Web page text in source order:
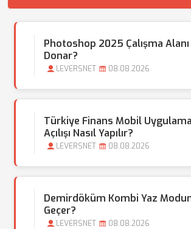
Photoshop 2025 Çalışma
Donar?
LEVERSNET 08.08.2026
Türkiye Finans Mobil
Açılışı Nasıl Yapılır?
LEVERSNET 08.08.2026
Demirdöküm Kombi Yaz
Geçer?
LEVERSNET 08.08.2026